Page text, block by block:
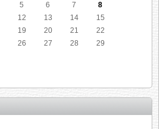
5 6 7
8
12 13 14
15
19 20 21
22
26 27 28
29